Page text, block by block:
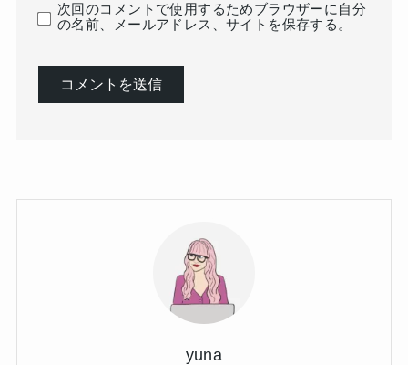
次回のコメントで使用するためブラウザーに自分
の名前、メールアドレス、サイトを保存する。
yuna